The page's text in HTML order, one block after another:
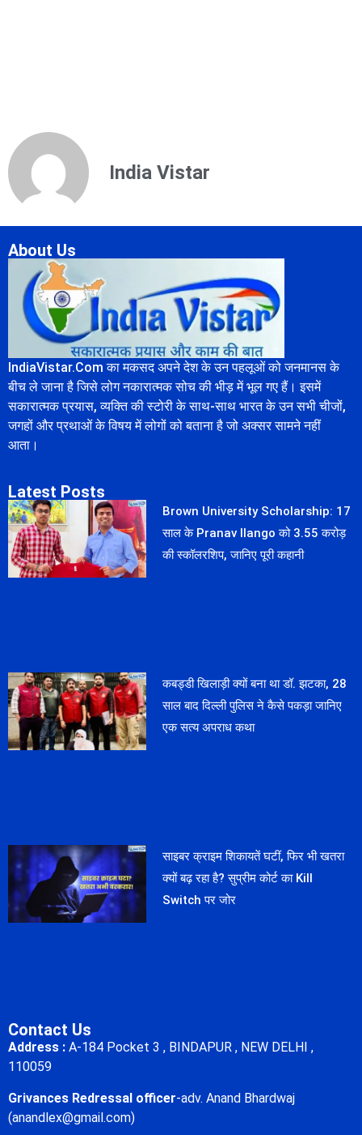
India Vistar
About Us
IndiaVistar.Com का मकसद अपने देश के उन पहलूओं को जनमानस के
बीच ले जाना है जिसे लोग नकारात्मक सोच की भीड़ में भूल गए हैं। इसमें
सकारात्मक प्रयास, व्यक्ति की स्टोरी के साथ-साथ भारत के उन सभी चीजों,
जगहों और प्रथाओं के विषय में लोगों को बताना है जो अक्सर सामने नहीं
आता।
Latest Posts
Brown University Scholarship: 17
साल के Pranav Ilango को 3.55 करोड़
की स्कॉलरशिप, जानिए पूरी कहानी
कबड्डी खिलाड़ी क्यों बना था डॉ. झटका, 28
साल बाद दिल्ली पुलिस ने कैसे पकड़ा जानिए
एक सत्य अपराध कथा
साइबर क्राइम शिकायतें घटीं, फिर भी खतरा
क्यों बढ़ रहा है? सुप्रीम कोर्ट का Kill
Switch पर जोर
Contact Us
Address : A-184 Pocket 3 , BINDAPUR , NEW DELHI ,
110059
Grivances Redressal officer-adv. Anand Bhardwaj
(anandlex@gmail.com)